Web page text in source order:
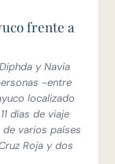
frente a
y Navia
-entre
localizado
días de viaje
varios países
Roja y dos